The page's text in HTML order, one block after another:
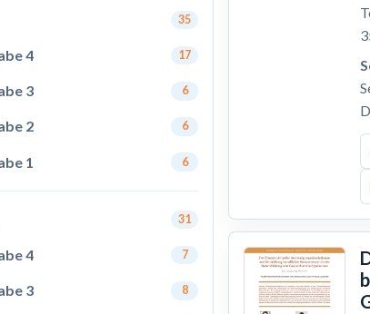
35
4 17
3 6
2 6
1 6
31
4 7
3 8